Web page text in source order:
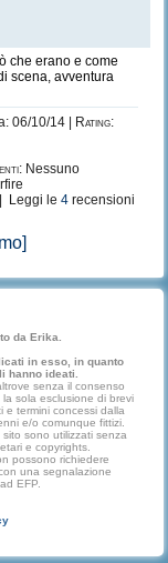
che erano e come
scena, avventura
06/10/14 |
Rating:
Nessuno
| Leggi le 4 recensioni
da Erika.
in esso, in quanto
hanno ideati.
senza il consenso
sola esclusione di brevi
e termini concessi dalla
e/o comunque fittizi.
sono utilizzati senza
e copyrights.
possono richiedere
una segnalazione
EFP.